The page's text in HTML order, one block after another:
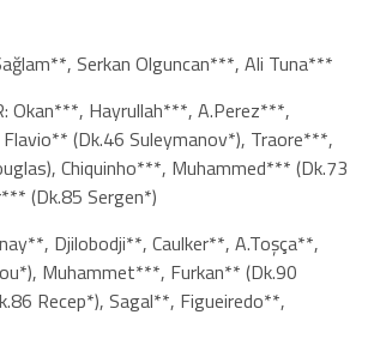
Serkan Olguncan***, Ali Tuna***
Okan***, Hayrullah***, A.Perez***,
(Dk.46 Suleymanov*), Traore***,
Chiquinho***, Muhammed*** (Dk.73
(Dk.85 Sergen*)
Djilobodji**, Caulker**, A.Toşça**,
Muhammet***, Furkan** (Dk.90
Recep*), Sagal**, Figueiredo**,